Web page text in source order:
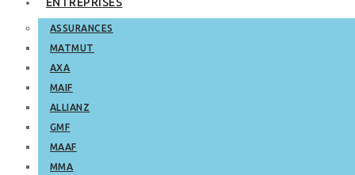
ASSURANCES
MATMUT
AXA
MAIF
ALLIANZ
GMF
MAAF
MMA